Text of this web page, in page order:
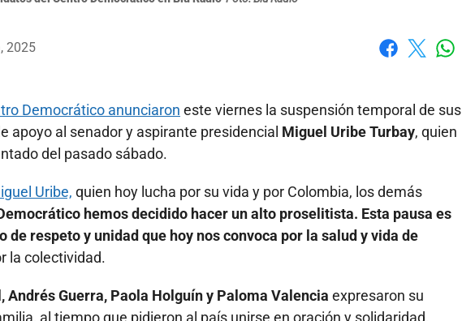
2025
Democrático anunciaron este viernes la suspensión temporal de sus
al senador y aspirante presidencial Miguel Uribe Turbay, quien
del pasado sábado.
Uribe, quien hoy lucha por su vida y por Colombia, los demás
hemos decidido hacer un alto proselitista. Esta pausa es
respeto y unidad que hoy nos convoca por la salud y vida de
la colectividad.
Andrés Guerra, Paola Holguín y Paloma Valencia expresaron su
al tiempo que pidieron al país unirse en oración y solidaridad.